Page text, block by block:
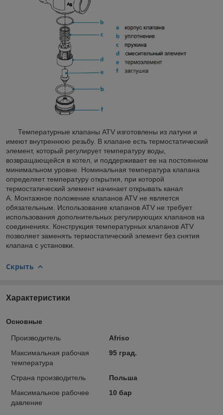
Температурные клапаны ATV изготовлены из латуни и
имеют внутреннюю резьбу. В клапане есть термостатический
элемент, который регулирует температуру воды,
возвращающейся в котел, и поддерживает ее на постоянном
минимальном уровне. Номинальная температура клапана
определяет температуру открытия, при которой
термостатический элемент начинает открывать канал
A. Монтажное положение клапанов ATV не является
обязательным. Использование клапанов ATV не требует
использования дополнительных регулирующих клапанов на
соединениях. Конструкция температурных клапанов ATV
позволяет заменять термостатический элемент без снятия
клапана с установки.
Скрыть
Характеристики
Основные
Производитель
Afriso
Максимальная рабочая
температура
95 град.
Страна производитель
Польша
Максимальное рабочее
давление
10 бар